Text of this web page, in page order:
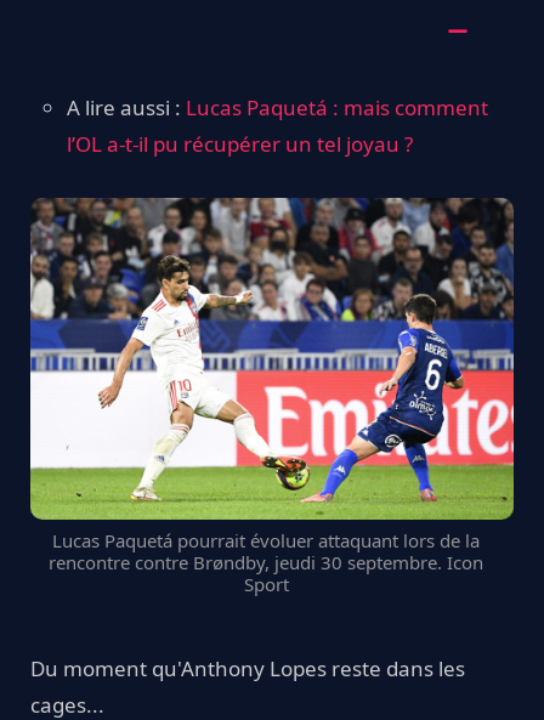
A lire aussi : Lucas Paquetá : mais comment
l’OL a-t-il pu récupérer un tel joyau ?
Lucas Paquetá pourrait évoluer attaquant lors de la
rencontre contre Brøndby, jeudi 30 septembre. Icon
Sport
Du moment qu'Anthony Lopes reste dans les
cages...